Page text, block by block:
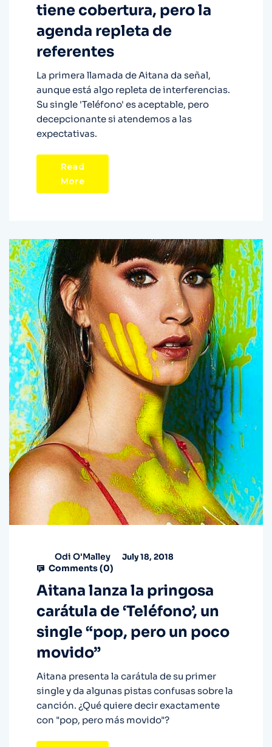
tiene cobertura, pero la
agenda repleta de
referentes
La primera llamada de Aitana da señal,
aunque está algo repleta de interferencias.
Su single 'Teléfono' es aceptable, pero
decepcionante si atendemos a las
expectativas.
Read
More
Odi O'Malley July 18, 2018
Comments (0)
Aitana lanza la pringosa
carátula de ‘Teléfono’, un
single “pop, pero un poco
movido”
Aitana presenta la carátula de su primer
single y da algunas pistas confusas sobre la
canción. ¿Qué quiere decir exactamente
con "pop, pero más movido"?